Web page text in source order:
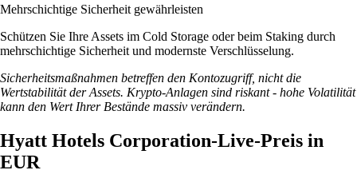
Mehrschichtige Sicherheit gewährleisten
Schützen Sie Ihre Assets im Cold Storage oder beim Staking durch
mehrschichtige Sicherheit und modernste Verschlüsselung.
Sicherheitsmaßnahmen betreffen den Kontozugriff, nicht die
Wertstabilität der Assets. Krypto-Anlagen sind riskant - hohe Volatilität
kann den Wert Ihrer Bestände massiv verändern.
Hyatt Hotels Corporation-Live-Preis in
EUR